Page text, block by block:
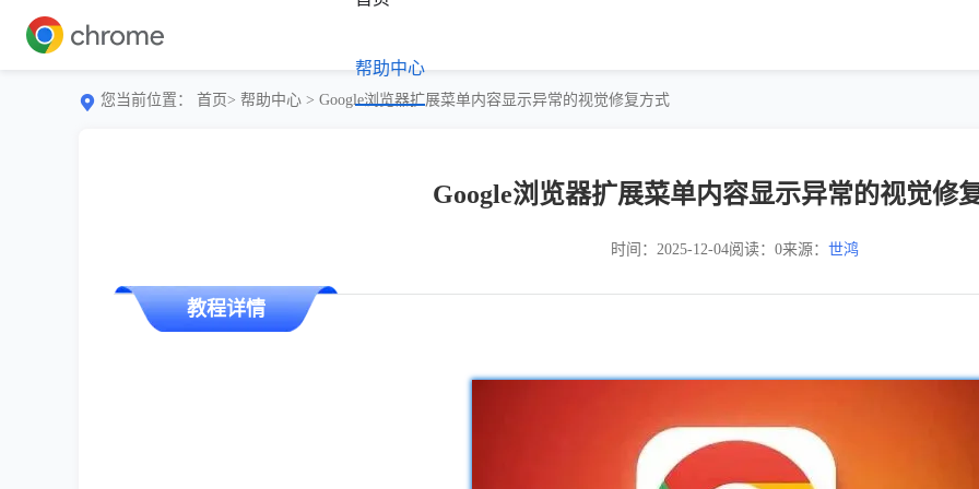
帮助中心
您当前位置： 首页> 帮助中心 > Google浏览器扩展菜单内容显示异常的视觉修复方式
Google浏览器扩展菜单内容显示异常的视觉修
时间：2025-12-04阅读：0来源： 世鸿
教程详情